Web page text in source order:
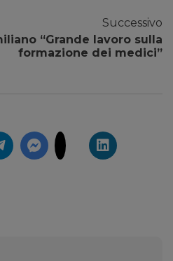
Successivo
“Grande lavoro sulla
formazione dei medici”